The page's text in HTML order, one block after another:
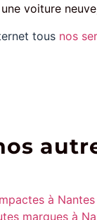
voiture
tous nos
à Nantes
marques à